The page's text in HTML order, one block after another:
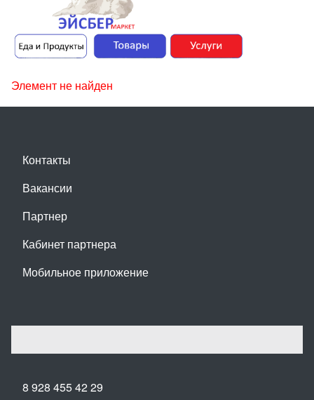
Элемент не найден
Контакты
Вакансии
Партнер
Кабинет партнера
Мобильное приложение
8 928 455 42 29